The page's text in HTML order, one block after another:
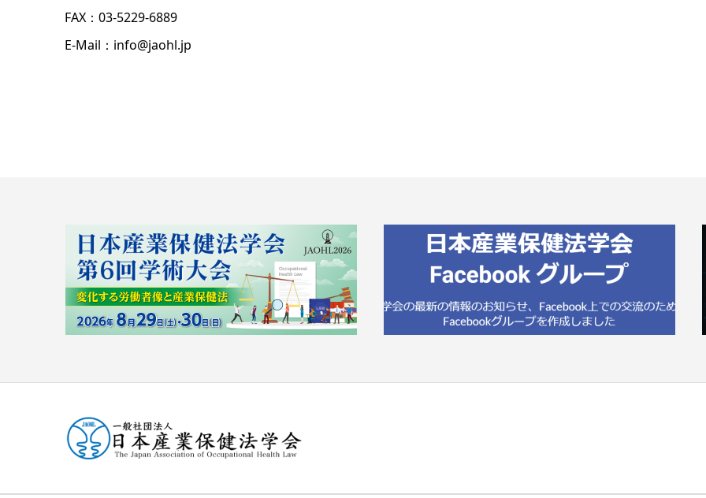
FAX：03-5229-6889
E-Mail：info@jaohl.jp